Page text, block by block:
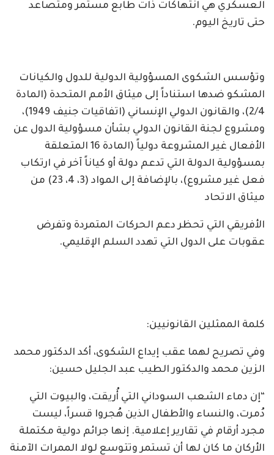
العسكري هي انتهاكات ذات طابع مستمر ومتصاعد
حتى تاريخ اليوم.
وتؤسس الشكوى المسؤولية الدولية للدول والكيانات
المشكو ضدها استناداً إلى ميثاق الأمم المتحدة (المادة
2/4)، والقانون الدولي الإنساني (اتفاقيات جنيف 1949)،
ومشروع لجنة القانون الدولي بشأن مسؤولية الدول عن
الأفعال غير المشروعة دولياً (المادة 16 المتعلقة
بمسؤولية الدولة التي تدعم دولة أو كياناً آخر في ارتكاب
فعل غير مشروع)، بالإضافة إلى المواد (3، 4، 23) من
ميثاق الاتحاد
الأفريقي التي تحظر دعم الحركات المتمردة وتفرض
عقوبات على الدول التي تهدد السلم الإقليمي.
كلمة الممثلين القانونيين:
وفي تصريح لهما عقب إيداع الشكوى، أكد الدكتور محمد
الزين محمد والدكتور الطيب عبد الجليل حسين:
“إن دماء الشعب السوداني التي أُريقت، والبيوت التي
دُمرت، والنساء والأطفال الذين هُجروا قسراً، ليست
مجرد أرقام في تقارير إعلامية. إنها جرائم دولية مكتملة
الأركان ما كان لها أن تستمر وتتوسع لولا الممرات الآمنة